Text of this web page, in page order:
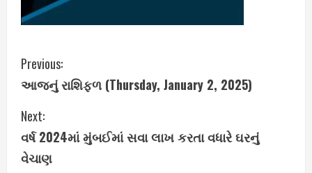
C
o
n
t
Previous:
આજનું રાશિફળ (Thursday, January 2, 2025)
Next:
વર્ષ 2024માં મુંબઈમાં સવા લાખ કરતા વધારે ઘરનું
વેચાણ